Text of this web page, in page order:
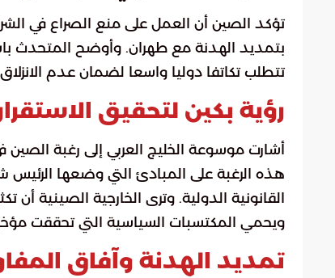
تؤكد الصين أن العمل على منع الصراع في
بتمديد الهدنة مع طهران. وأوضح المتحدث
تتطلب تكاتفا دوليا واسعا لضمان عدم
رؤية بكين لتحقيق
أشارت موسوعة الخليج العربي إلى رغبة
هذه الرغبة على المبادئ التي وضعها الرئيس
القانونية الدولية. وترى الخارجية الصينية
ويحمي المكتسبات السياسية التي تحققت
تمديد الهدنة وآفاق